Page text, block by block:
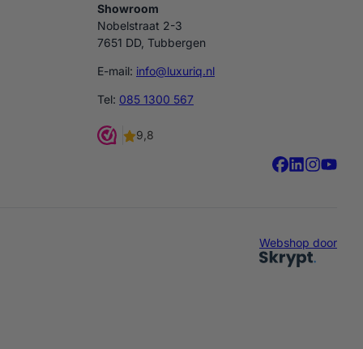
Showroom
Nobelstraat 2-3
7651 DD, Tubbergen
E-mail: info@luxuriq.nl
Tel: 085 1300 567
Webshop door